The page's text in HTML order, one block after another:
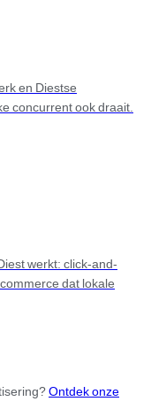
en Diestse
concurrent ook draait.
werkt: click-and-
dat lokale
Ontdek onze